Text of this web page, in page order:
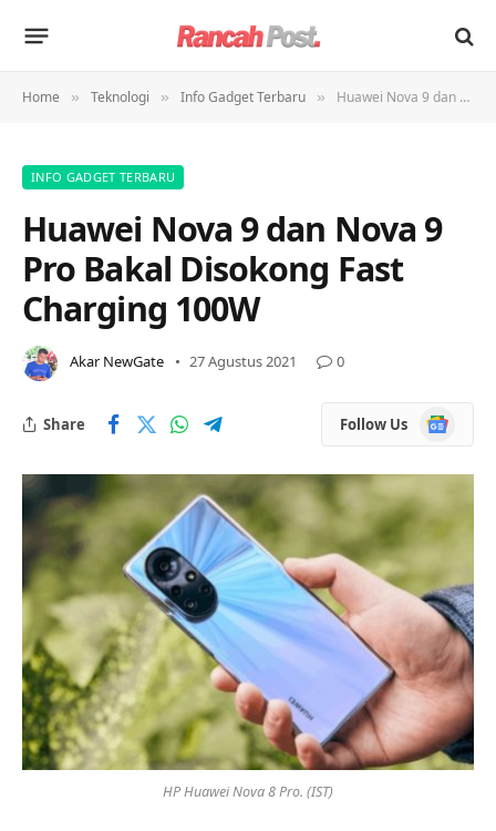
Home » Teknologi » Info Gadget Terbaru » Huawei Nova 9 dan Nova 9 Pro Bakal Disokong Fast Charging 100W
INFO GADGET TERBARU
Huawei Nova 9 dan Nova 9
Pro Bakal Disokong Fast
Charging 100W
Akar NewGate 27 Agustus 2021 0
Share Follow Us
Google
News
HP Huawei Nova 8 Pro. (IST)